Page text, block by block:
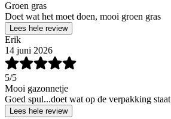
Groen gras
Doet wat het moet doen, mooi groen gras
Lees hele review
Erik
14 juni 2026
5/5
Mooi gazonnetje
Goed spul...doet wat op de verpakking staat
Lees hele review